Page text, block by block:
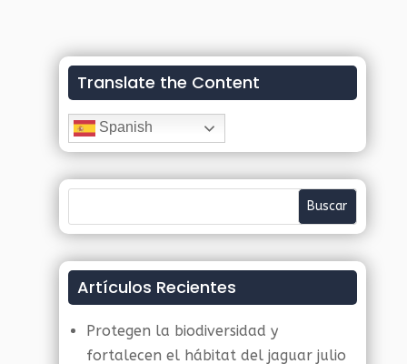
Translate the Content
Spanish
Artículos Recientes
Protegen la biodiversidad y
fortalecen el hábitat del jaguar julio